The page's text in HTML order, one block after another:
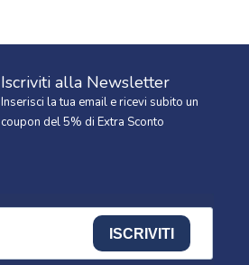
Iscriviti alla Newsletter
Inserisci la tua email e ricevi subito un
coupon del 5% di Extra Sconto
ISCRIVITI